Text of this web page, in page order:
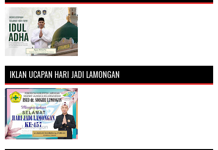
IKLAN UCAPAN HARI JADI LAMONGAN